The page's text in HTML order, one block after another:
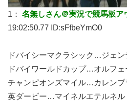
1： 名無しさん＠実況で競馬板ア
19:02:50.77 ID:sFfbeYmO0
ドバイシーマクラシック…ジェン
ドバイワールドカップ…オルフェ
チャンピオンズマイル…カレンブ
英ダービー…マイネルエテルネル